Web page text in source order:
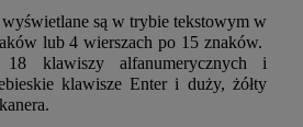
są w trybie tekstowym w
lub 4 wierszach po 15 znaków.
18 klawiszy alfanumerycznych i
klawisze Enter i duży, żółty